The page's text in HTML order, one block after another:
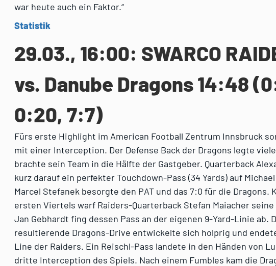
war heute auch ein Faktor.“
Statistik
29.03., 16:00: SWARCO
vs. Danube Dragons 14:48
0:20, 7:7)
Fürs erste Highlight im American Football Zentrum Innsbruck
mit einer Interception. Der Defense Back der Dragons legte
brachte sein Team in die Hälfte der Gastgeber. Quarterback
kurz darauf ein perfekter Touchdown-Pass (34 Yards) auf
Marcel Stefanek besorgte den PAT und das 7:0 für die Dragons.
ersten Viertels warf Raiders-Quarterback Stefan Maiacher
Jan Gebhardt fing dessen Pass an der eigenen 9-Yard-Linie ab.
resultierende Dragons-Drive entwickelte sich holprig und
Line der Raiders. Ein Reischl-Pass landete in den Händen von
dritte Interception des Spiels. Nach einem Fumbles kam die